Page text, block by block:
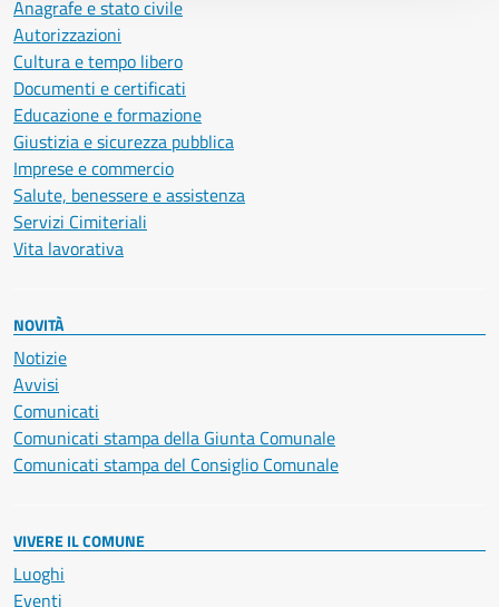
Anagrafe e stato civile
Autorizzazioni
Cultura e tempo libero
Documenti e certificati
Educazione e formazione
Giustizia e sicurezza pubblica
Imprese e commercio
Salute, benessere e assistenza
Servizi Cimiteriali
Vita lavorativa
NOVITÀ
Notizie
Avvisi
Comunicati
Comunicati stampa della Giunta Comunale
Comunicati stampa del Consiglio Comunale
VIVERE IL COMUNE
Luoghi
Eventi